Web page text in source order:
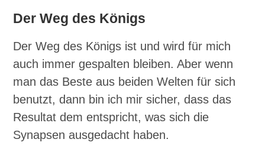
Der Weg des Königs
Der Weg des Königs ist und wird für mich
auch immer gespalten bleiben. Aber wenn
man das Beste aus beiden Welten für sich
benutzt, dann bin ich mir sicher, dass das
Resultat dem entspricht, was sich die
Synapsen ausgedacht haben.